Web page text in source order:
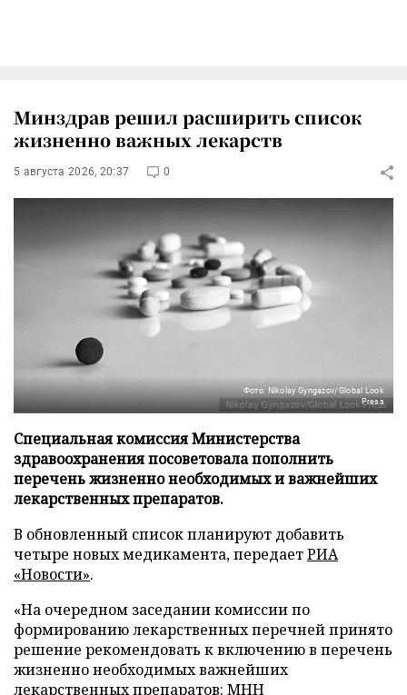
Минздрав решил расширить список
жизненно важных лекарств
5 августа 2026, 20:37 0
Фото: Nikolay Gyngazov/Global Look
Press
Специальная комиссия Министерства
здравоохранения посоветовала пополнить
перечень жизненно необходимых и важнейших
лекарственных препаратов.
В обновленный список планируют добавить
четыре новых медикамента, передаетРИА
«Новости».
«На очередном заседании комиссии по
формированию лекарственных перечней принято
решение рекомендовать к включению в перечень
жизненно необходимых важнейших
лекарственных препаратов: МНН